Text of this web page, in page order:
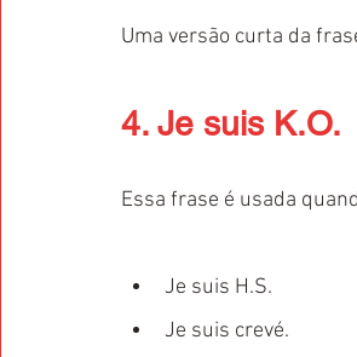
Uma versão curta da
4. Je suis K.O.
Essa frase é usada
Je suis H.S.
Je suis crevé.